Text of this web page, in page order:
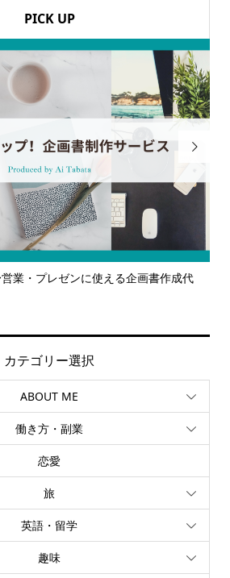
PICK UP
に使える企画書作成代
【サービス一覧

カテゴリー選択
ABOUT ME
働き方・副業
恋愛
旅
英語・留学
趣味